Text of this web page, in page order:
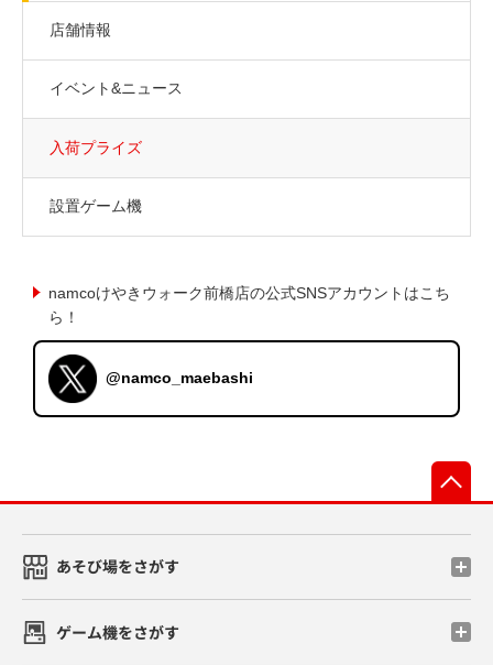
店舗情報
イベント&ニュース
入荷プライズ
設置ゲーム機
namcoけやきウォーク前橋店の公式SNSアカウントはこち
ら！
@namco_maebashi
あそび場をさがす
ゲーム機をさがす